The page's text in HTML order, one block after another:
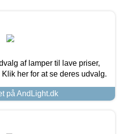
af lamper til lave priser,
her for at se deres udvalg.
på AndLight.dk